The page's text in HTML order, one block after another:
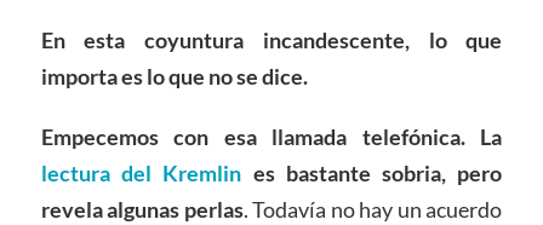
En esta coyuntura incandescente, lo que
importa es lo que no se dice.
Empecemos con esa llamada telefónica. La
lectura del Kremlin es bastante sobria, pero
revela algunas perlas. Todavía no hay un acuerdo